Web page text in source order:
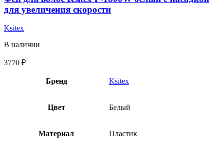
для увеличения скорости
Ksitex
В наличии
3770 ₽
Бренд Ksitex
Цвет Белый
Материал Пластик